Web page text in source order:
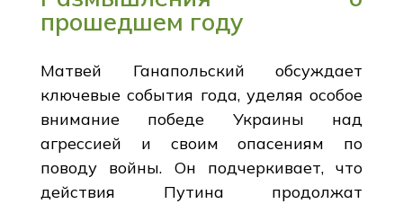
прошедшем году
Матвей Ганапольский обсуждает
ключевые события года, уделяя особое
внимание победе Украины над
агрессией и своим опасениям по
поводу войны. Он подчеркивает, что
действия Путина продолжат